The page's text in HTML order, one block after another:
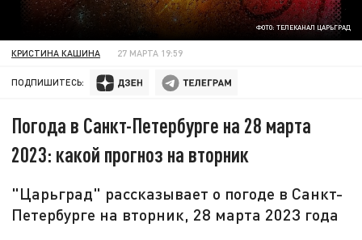
ФОТО: ТЕЛЕКАНАЛ ЦАРЬГРАД
КРИСТИНА КАШИНА 27 МАРТА 19:59
ПОДПИШИТЕСЬ:
Погода в Санкт-Петербурге на 28 марта
2023: какой прогноз на вторник
"Царьград" рассказывает о погоде в Санкт-
Петербурге на вторник, 28 марта 2023 года